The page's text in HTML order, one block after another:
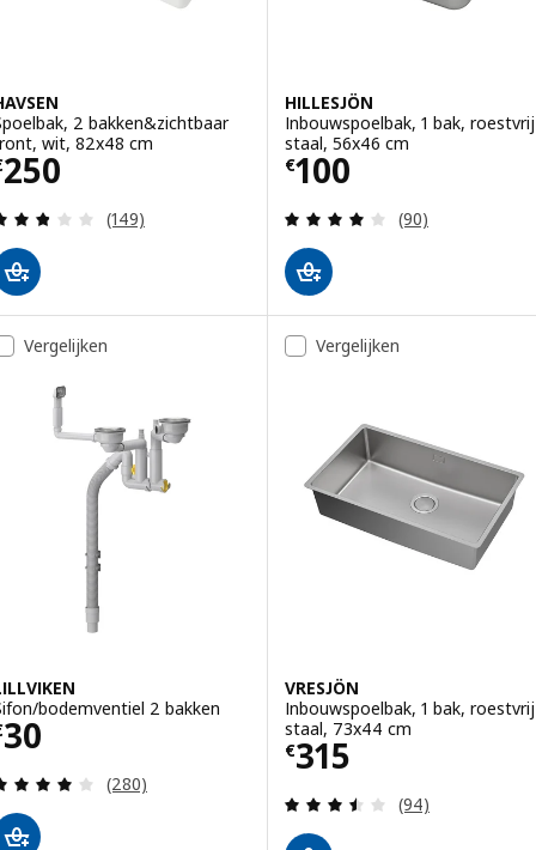
2 bakken&zichtbaar
wit, 82x48 cm
250€ 250
Beoordeling: 2.8 van 5 sterren. Totaal
(149)
HILLESJÖN
Inbouwspoelbak, 1 bak, roestvrij
staal, 56x46 cm
€100
Prijs € 100
Beoordeling:
(90)
Vergelijken
bodemventiel 2 bakken
30 € 30
Beoordeling: 3.9 van 5 sterren. Totaal
(280)
Vergelijken
VRESJÖN
Inbouwspoelbak, 1 bak, roestvrij
staal, 73x44 cm
€315
Prijs € 315
Beoordeling:
(94)